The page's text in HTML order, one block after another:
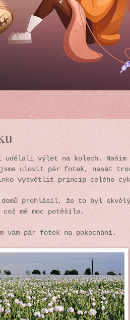
udělali výlet na kolech. Našim
ulovit pár fotek, nasát
vysvětlit princip celého
domů prohlásil, že to byl
což mě moc potěšilo.
vám pár fotek na pokochání.